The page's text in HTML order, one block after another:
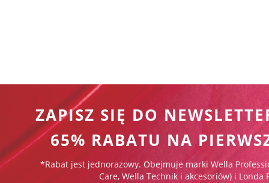
ZAPISZ SIĘ DO
65% RABATU NA
*Rabat jest jednorazowy. Obejmuje marki Wella
Care, Wella Technik i akcesoriów) i Londa